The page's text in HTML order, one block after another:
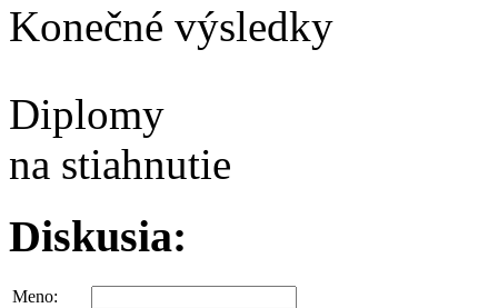
Konečné výsledky
Diplomy
na stiahnutie
Diskusia:
Meno: